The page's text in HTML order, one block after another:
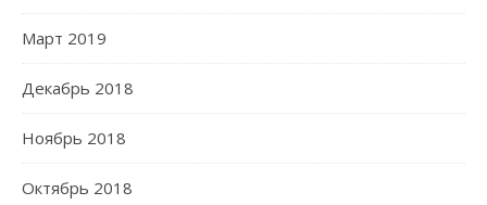
Март 2019
Декабрь 2018
Ноябрь 2018
Октябрь 2018